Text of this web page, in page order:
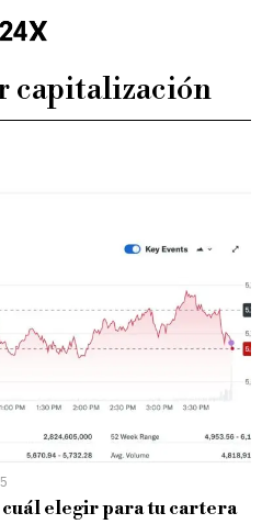
capitalización
cuál elegir para tu cartera